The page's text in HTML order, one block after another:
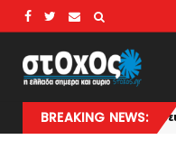
BREAKING NEWS:
Παραβιάσεις του